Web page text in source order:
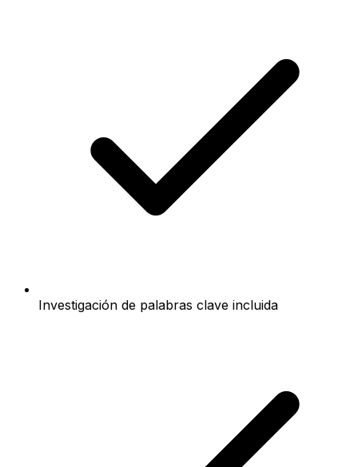
Investigación de palabras clave incluida